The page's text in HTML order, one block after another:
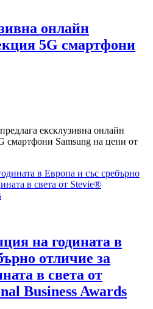
онлайн
5G смартфони
ексклузивна онлайн
смартфони Samsung на цени от
на годината в
отличие за
в света от
Business Awards